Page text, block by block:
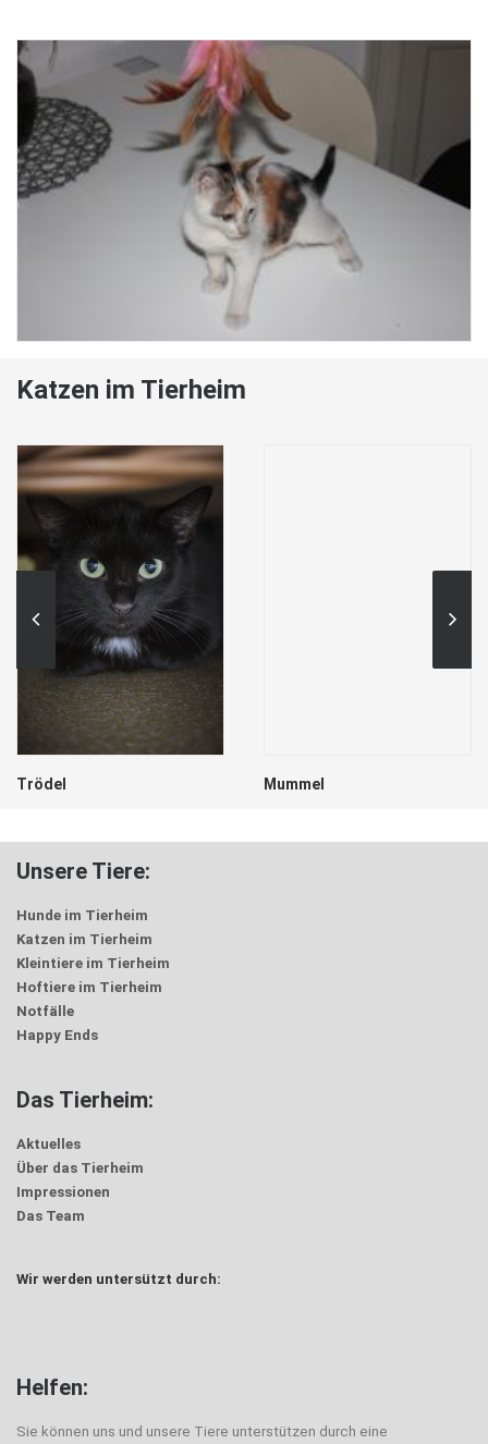
Katzen im Tierheim
Trödel Mummel
Unsere Tiere:
Hunde im Tierheim
Katzen im Tierheim
Kleintiere im Tierheim
Hoftiere im Tierheim
Notfälle
Happy Ends
Das Tierheim:
Aktuelles
Über das Tierheim
Impressionen
Das Team
Wir werden untersützt durch:
Helfen:
Sie können uns und unsere Tiere unterstützen durch eine